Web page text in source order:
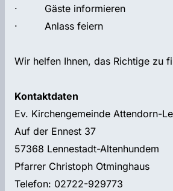
· Gäste informieren
· Anlass feiern
Wir helfen Ihnen, das Richtige zu
Kontaktdaten
Ev. Kirchengemeinde Attendorn-
Auf der Ennest 37
57368 Lennestadt-Altenhundem
Pfarrer Christoph Otminghaus
Telefon: 02722-929773